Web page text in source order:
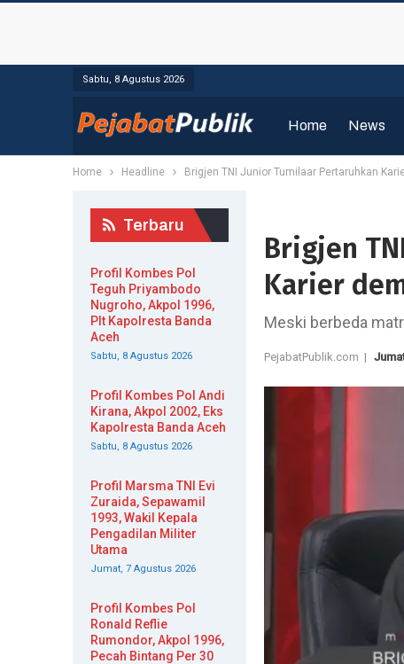
Sabtu, 8 Agustus 2026
Home News
Home Headline Brigjen TNI Junior Tumilaar Pertaruhkan
Brigjen
Karier
Meski berbeda
PejabatPublik.com |
Terbaru
Profil Kombes Pol
Teguh Priyambodo
Nugroho, Akpol 1996,
Plt Kapolresta Banda
Aceh
Sabtu, 8 Agustus 2026
Profil Kombes Pol Andi
Kirana, Akpol 2002, Eks
Kapolresta Banda Aceh
Sabtu, 8 Agustus 2026
Profil Marsma TNI Evi
Zuraida, Sepawamil
1993, Wakil Kepala
Pengadilan Militer
Utama
Jumat, 7 Agustus 2026
Profil Kombes Pol
Ronald Reflie
Rumondor, Akpol 1996,
Pecah Bintang Per 30